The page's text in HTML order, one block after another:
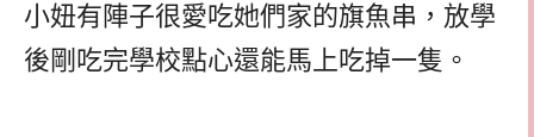
小妞有陣子很愛吃她們家的旗魚串，放學
後剛吃完學校點心還能馬上吃掉一隻。